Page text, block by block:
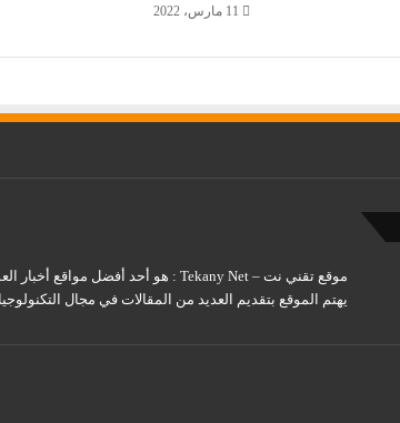
11 مارس، 2022
يهتم الموقع بتقديم العديد من المقالات في مجال